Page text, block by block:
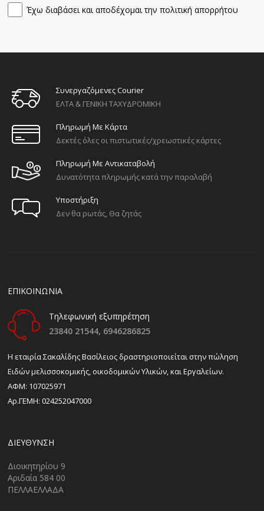
Έχω διαβάσει και αποδέχομαι την πολιτική απορρήτου
Συνεργαζόμενες Courier
ΕΛΤΑ & ΓΕΝΙΚΗ ΤΑΧΥΔΡΟΜΙΚΗ
Πληρωμή Με Κάρτα
Δεκτές όλες οι πιστωτικές/χρεωστικές κάρτες
Πληρωμή Με Αντικαταβολή
Δυνατότητα πληρωμής κατά την παραλαβή
Υποστήριξη
Δεν θα ρωτάς, Θα ζητάς
ΕΠΙΚΟΙΝΩΝΙΑ
Τηλεφωνική εξυπηρέτηση
23840 21544, 6946286825
H εταιρία Σακαλίδης Βασίλειος δραστηριοποιείται στην πώληση
Ειδών μελισσοκομικής, οικοδομικών Υλικών, και Εργαλείων.
ΑΦΜ: 107025971
Αρ.ΓΕΜΗ: 024252047000
ΔΙΕΎΘΥΝΣΗ
Διοικητηρίου 9
Αριδαία 584 00
ΠΕΛΛΑΕΛΛΑΔΑ